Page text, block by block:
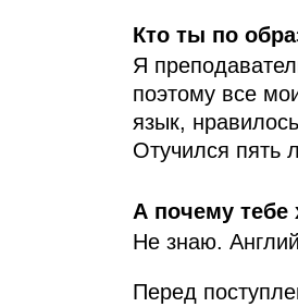
Кто ты по
Я
поэтому все
язык,
Отучился пять
А почему тебе
Не знаю.
Перед